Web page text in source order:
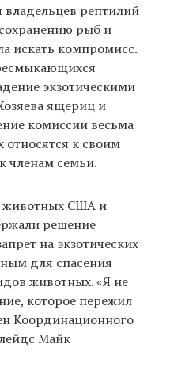
рептилий
рыб и
искать компромисс.
экзотическими
ящериц и
комиссии весьма
относятся к своим
членам семьи.
животных США и
решение
на экзотических
для спасения
животных. «Я не
которое пережил
Координационного
Майк